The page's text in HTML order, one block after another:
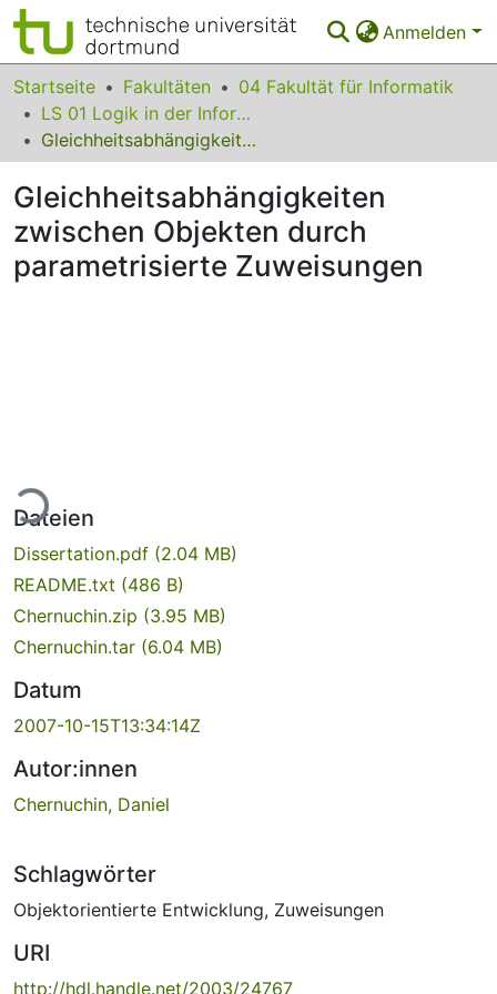
Anmelden
Bereiche & Sammlungen
Das gesamte Repositorium
Leitlinien
Startseite Fakultäten
04 Fakultät für Informatik
LS 01 Logik in der Informatik
Gleichheitsabhängigkeiten zwischen Objekten durch parametrisierte Zuweisungen
Gleichheitsabhängigkeiten
zwischen Objekten durch
parametrisierte Zuweisungen
Dateien
Dissertation.pdf (2.04 MB)
README.txt (486 B)
Chernuchin.zip (3.95 MB)
Chernuchin.tar (6.04 MB)
Datum
2007-10-15T13:34:14Z
Autor:innen
Chernuchin, Daniel
Schlagwörter
Objektorientierte Entwicklung, Zuweisungen
URI
http://hdl.handle.net/2003/24767